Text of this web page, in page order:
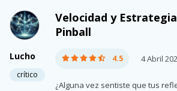
Lucho
crítico
Velocidad y
Pinball
4.5 4 Abril
¿Alguna vez sentiste que tus